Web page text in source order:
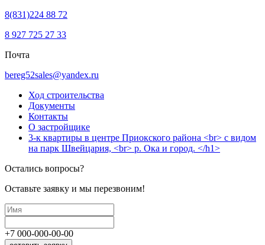
8(831)224 88 72
8 927 725 27 33
Почта
bereg52sales@yandex.ru
Ход строительства
Документы
Контакты
О застройщике
3-к квартиры в центре Приокского района <br> с видом
на парк Швейцария, <br> р. Ока и город. </h1>
Остались вопросы?
Оставьте заявку и мы перезвоним!
+7 000-000-00-00